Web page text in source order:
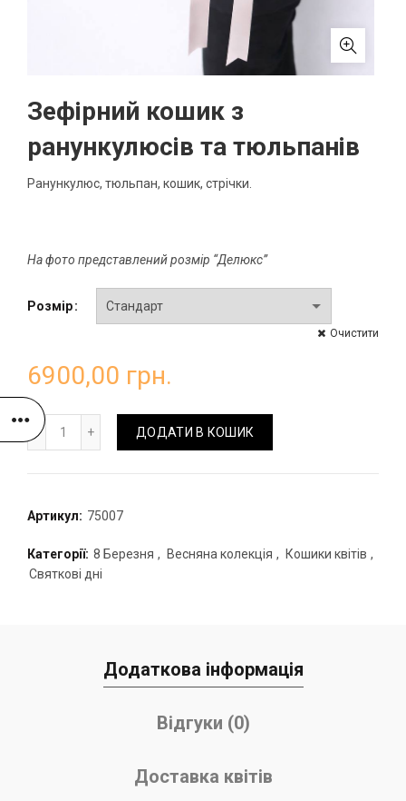
Зефірний кошик з
ранункулюсів та тюльпанів
Ранункулюс, тюльпан, кошик, стрічки.
На фото представлений розмір “Делюкс”
Розмір
Очистити
6900,00 грн.
ДОДАТИ В КОШИК
Артикул: 75007
Категорії: 8 Березня , Весняна колекція , Кошики квітів ,
Святкові дні
Додаткова інформація
Відгуки (0)
Доставка квітів